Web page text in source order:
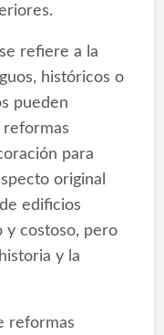
refiere a la
históricos o
pueden
para
original
edificios
y costoso, pero
y la
reformas